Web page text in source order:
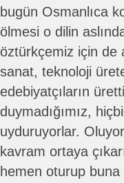
bugün Osmanlıca
ölmesi o dilin
öztürkçemiz için de
sanat, teknoloji
edebiyatçıların
duymadığımız,
uyduruyorlar.
kavram ortaya
hemen oturup buna